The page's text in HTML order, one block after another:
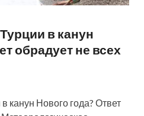
в канун
обрадует не всех
канун Нового года? Ответ